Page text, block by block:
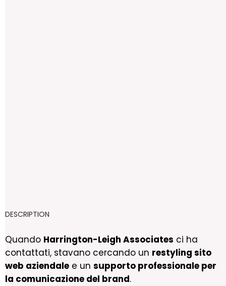
DESCRIPTION
Quando Harrington-Leigh Associates ci ha
contattati, stavano cercando un restyling sito
web aziendale e un supporto professionale per
la comunicazione del brand.